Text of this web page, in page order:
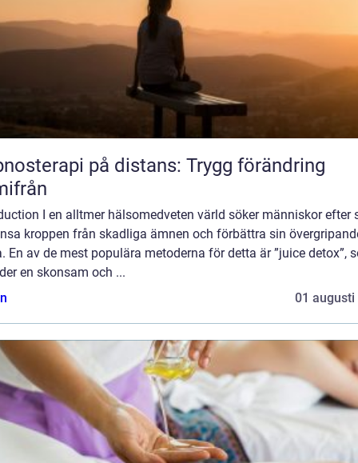
på distans: Trygg förändring
I en alltmer hälsomedveten värld söker människor efter
kroppen från skadliga ämnen och förbättra sin
En av de mest populära metoderna för detta är ”juice detox”,
en skonsam och ...
01 augusti